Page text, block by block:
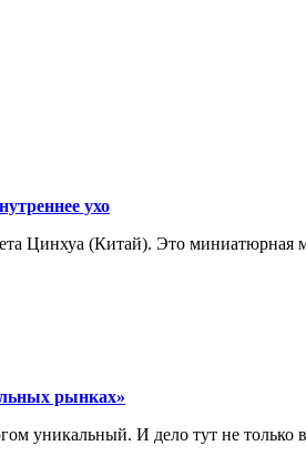
ухо
Цинхуа (Китай). Это
рынках»
уникальный. И дело тут не